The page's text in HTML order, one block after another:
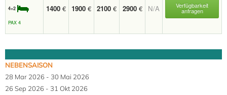
4+2
PAX 4
1400 € 1900 € 2100 € 2900 € N/A Verfügbarkeit
anfragen
NEBENSAISON
28 Mar 2026 - 30 Mai 2026
26 Sep 2026 - 31 Okt 2026